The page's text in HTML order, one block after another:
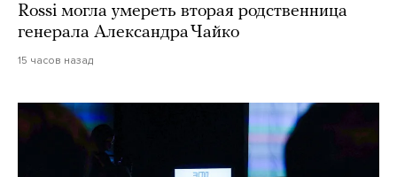
Rossi могла умереть вторая родственница
генерала Александра Чайко
15 часов назад